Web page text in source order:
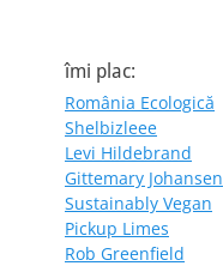
îmi plac:
România Ecologică
Shelbizleee
Levi Hildebrand
Gittemary Johansen
Sustainably Vegan
Pickup Limes
Rob Greenfield